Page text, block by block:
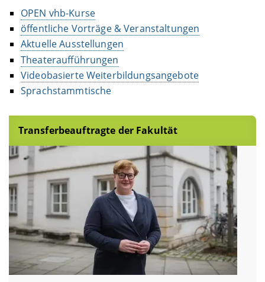
OPEN vhb-Kurse
öffentliche Vorträge & Veranstaltungen
Aktuelle Ausstellungen
Theateraufführungen
Videobasierte Weiterbildungsangebote
Sprachstammtische
Transferbeauftragte der Fakultät